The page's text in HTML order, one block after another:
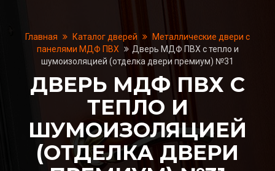
Главная Каталог дверей
Металлические двери с
панелями МДФ ПВХ
Дверь МДФ ПВХ с тепло и
шумоизоляцией (отделка двери премиум) №31
ДВЕРЬ МДФ ПВХ С
ТЕПЛО И
ШУМОИЗОЛЯЦИЕЙ
(ОТДЕЛКА ДВЕРИ